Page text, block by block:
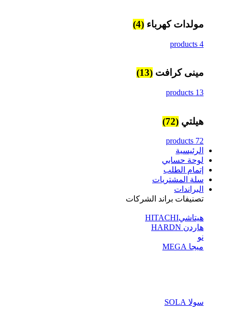
مولدات كهرباء (4)
4 products
مينى كرافت (13)
13 products
هيلتي (72)
72 products
الرئيسية
لوحة حسابي
إتمام الطلب
سلة المشتريات
البراندات
تصنيفات براند الشركات
هيتاشيHITACHI
هاردن HARDN
نو
ميجا MEGA
سولا SOLA